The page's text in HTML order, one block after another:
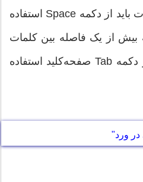
برای ایجاد فاصله بین کلمات باید از دکمه Space استفاده
بیش از یک فاصله بین کلمات
خود نیاز دارید می‌توانید از دکمه Tab صفحه‌کلید استفاده
در ورد"